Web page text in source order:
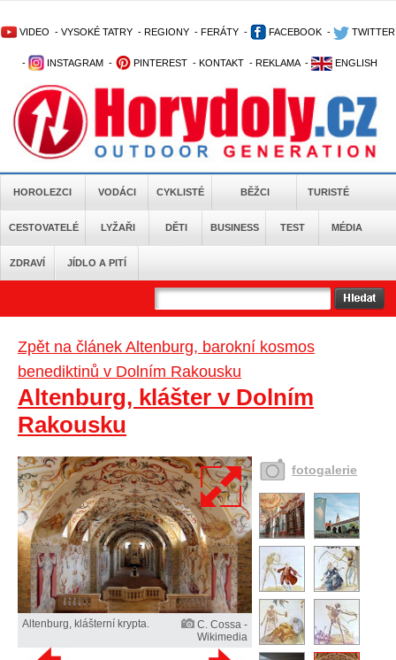
VIDEO - VYSOKÉ TATRY - REGIONY - FERÁTY - FACEBOOK - TWITTER
- INSTAGRAM - PINTEREST - KONTAKT - REKLAMA - ENGLISH
HOROLEZCI VODÁCI CYKLISTÉ BĚŽCI TURISTÉ
CESTOVATELÉ LYŽAŘI DĚTI BUSINESS TEST MÉDIA
ZDRAVÍ JÍDLO A PITÍ
Zpět na článek Altenburg, barokní kosmos
benediktinů v Dolním Rakousku
Altenburg, klášter v Dolním
Rakousku
Altenburg, klášterní krypta.
C. Cossa -
Wikimedia
fotogalerie